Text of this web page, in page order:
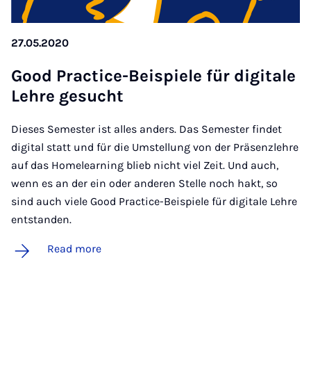
27.05.2020
Good Prac­tice-Beis­piele für di­gitale
Lehre ge­sucht
Dieses Semester ist alles anders. Das Semester findet
digital statt und für die Umstellung von der Präsenzlehre
auf das Homelearning blieb nicht viel Zeit. Und auch,
wenn es an der ein oder anderen Stelle noch hakt, so
sind auch viele Good Practice-Beispiele für digitale Lehre
entstanden.
Read more